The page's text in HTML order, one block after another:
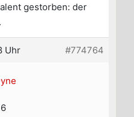
gestorben: der
Uhr #774764